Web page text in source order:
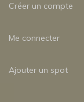
Créer un compte
Me connecter
Ajouter un spot